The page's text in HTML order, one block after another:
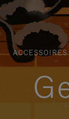
ACCESSOIRES